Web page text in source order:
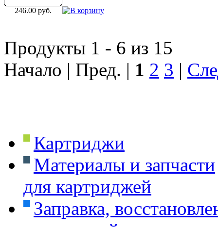
246.00 руб.
Продукты 1 - 6 из 15
Начало | Пред. | 1 2 3 |
Картриджи
Материалы и запчасти
для картриджей
Заправка,